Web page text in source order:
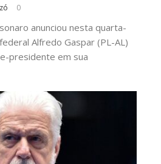
0
anunciou nesta quarta-
Alfredo Gaspar (PL-AL)
presidente em sua